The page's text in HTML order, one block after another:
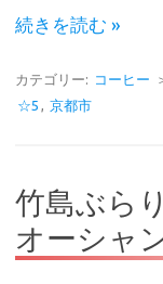
続きを読む »
カテゴリー: コーヒー
☆5 , 京都市
竹島ぶら
オーシャ